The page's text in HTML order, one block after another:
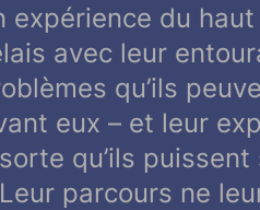
expérience du
avec leur
qu’ils
eux – et leur
qu’ils
parcours ne